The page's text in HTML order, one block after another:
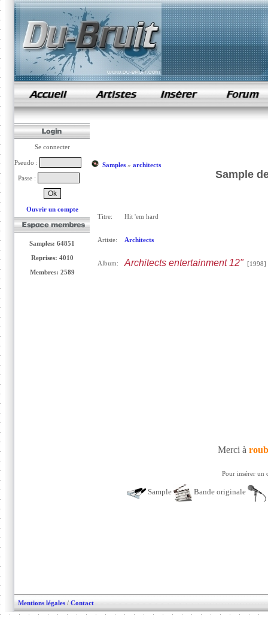
samples de rap
Se connecter
Pseudo :
Passe :
Ouvrir un compte
Samples: 64851
Reprises: 4010
Membres: 2589
Samples» architects
Sample
Titre: Hit 'em hard
Artiste: Architects
Album: Architects entertainment 12" [1998]
Merci à
Pour insérer un
Sample Bande originale
Mentions légales / Contact